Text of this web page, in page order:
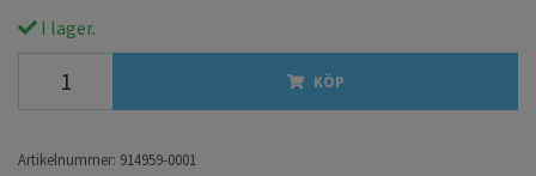
I lager.
KÖP
Artikelnummer: 914959-0001